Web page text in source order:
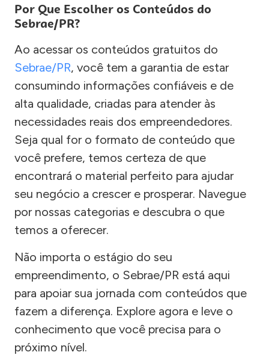
Por Que Escolher os Conteúdos do
Sebrae/PR?
Ao acessar os conteúdos gratuitos do
Sebrae/PR, você tem a garantia de estar
consumindo informações confiáveis e de
alta qualidade, criadas para atender às
necessidades reais dos empreendedores.
Seja qual for o formato de conteúdo que
você prefere, temos certeza de que
encontrará o material perfeito para ajudar
seu negócio a crescer e prosperar. Navegue
por nossas categorias e descubra o que
temos a oferecer.
Não importa o estágio do seu
empreendimento, o Sebrae/PR está aqui
para apoiar sua jornada com conteúdos que
fazem a diferença. Explore agora e leve o
conhecimento que você precisa para o
próximo nível.